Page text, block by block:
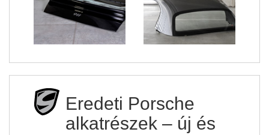
Eredeti Porsche
alkatrészek – új és